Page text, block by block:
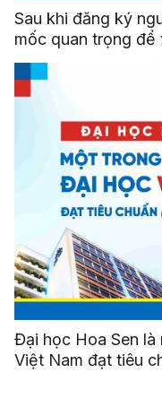
Sau khi đăng ký
mốc quan trọng để
Đại học Hoa Sen
Việt Nam đạt tiêu